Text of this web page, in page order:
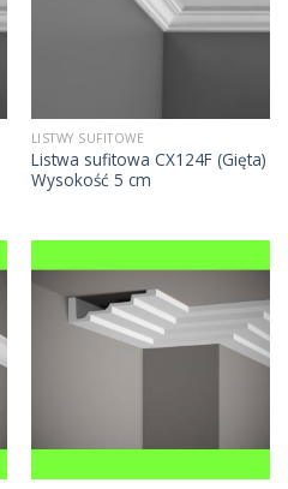
LISTWY SUFITOWE
Listwa sufitowa CX124F (Gięta)
Wysokość 5 cm